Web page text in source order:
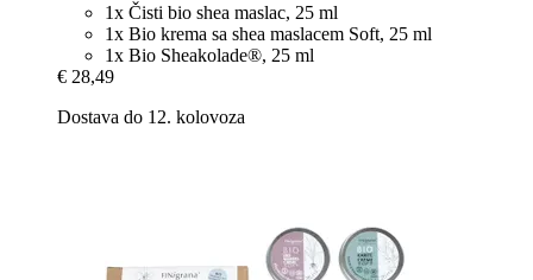
1x Čisti bio shea maslac, 25 ml
1x Bio krema sa shea maslacem Soft, 25 ml
1x Bio Sheakolade®, 25 ml
€ 28,49
Dostava do 12. kolovoza